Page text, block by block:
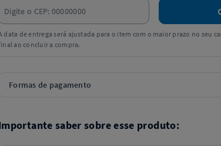
data de entrega será ajustada para o item com o maior prazo no seu
ao concluir a compra.
Formas de pagamento
saber sobre esse produto: